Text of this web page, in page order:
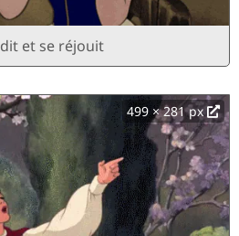
et se réjouit
499 × 281 px